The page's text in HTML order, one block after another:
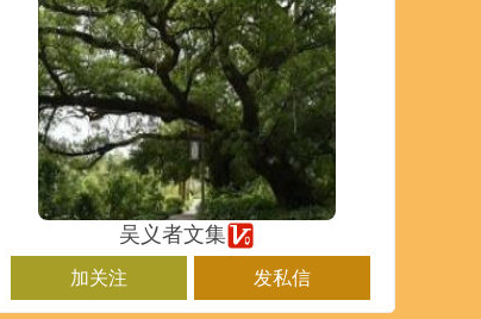
吴义者文集
加关注 发私信